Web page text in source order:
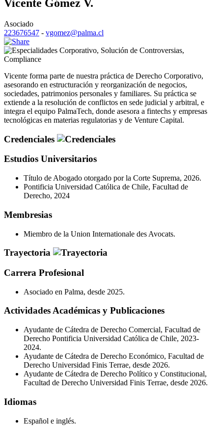
Vicente Gómez V.
Asociado
223676547 - vgomez@palma.cl
Corporativo, Solución de Controversias,
Compliance
Vicente forma parte de nuestra práctica de Derecho Corporativo,
asesorando en estructuración y reorganización de negocios,
sociedades, patrimonios personales y familiares. Su práctica se
extiende a la resolución de conflictos en sede judicial y arbitral, e
integra el equipo PalmaTech, donde asesora a fintechs y empresas
tecnológicas en materias regulatorias y de Venture Capital.
Credenciales
Estudios Universitarios
Título de Abogado otorgado por la Corte Suprema, 2026.
Pontificia Universidad Católica de Chile, Facultad de
Derecho, 2024
Membresias
Miembro de la Union Internationale des Avocats.
Trayectoria
Carrera Profesional
Asociado en Palma, desde 2025.
Actividades Académicas y Publicaciones
Ayudante de Cátedra de Derecho Comercial, Facultad de
Derecho Pontificia Universidad Católica de Chile, 2023-
2024.
Ayudante de Cátedra de Derecho Económico, Facultad de
Derecho Universidad Finis Terrae, desde 2026.
Ayudante de Cátedra de Derecho Político y Constitucional,
Facultad de Derecho Universidad Finis Terrae, desde 2026.
Idiomas
Español e inglés.